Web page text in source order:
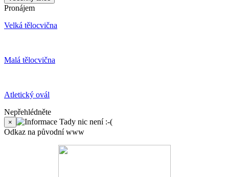
Pronájem
Velká tělocvična
Malá tělocvična
Atletický ovál
Nepřehlédněte
×
Tady nic není :-(
Odkaz na původní www